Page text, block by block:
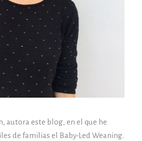
autora este blog, en el que he
de familias el Baby-Led Weaning.